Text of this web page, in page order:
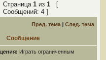
Страница 1 из 1 [
Сообщений: 4 ]
Пред. тема | След. тема
Сообщение
Играть ограниченным